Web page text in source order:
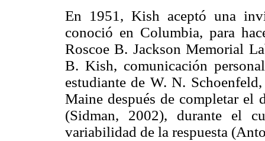
En 1951, Kish aceptó una
conoció en Columbia, para
Roscoe B. Jackson Memorial
B. Kish, comunicación
estudiante de W. N.
Maine después de completar el
(Sidman, 2002), durante el
variabilidad de la respuesta